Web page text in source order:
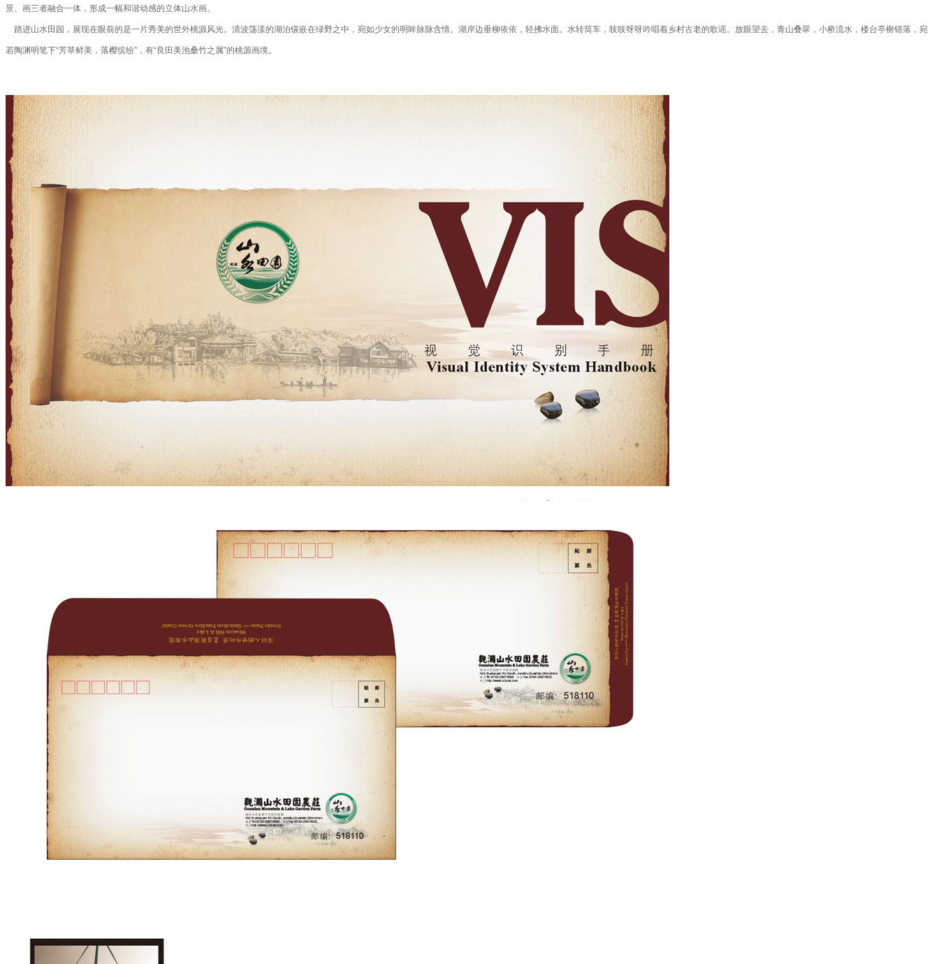
景、画三者融合一体，形成一幅和谐动感的立体山水画。
踏进山水田园，展现在眼前的是一片秀美的世外桃源风光。清波荡漾的湖泊镶嵌在绿野之中，宛如少女的明眸脉脉含情。湖岸边垂柳依依，轻拂水面。水转筒车，吱吱呀呀吟唱着乡村古老的歌谣。放眼望去，青山叠翠，小桥流水，楼台亭榭错落，宛
若陶渊明笔下“芳草鲜美，落樱缤纷”，有“良田美池桑竹之属”的桃源画境。